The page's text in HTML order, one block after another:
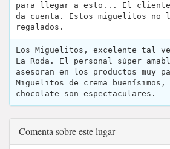
para llegar a esto... El
da cuenta. Estos miguelitos no
regalados.
Los Miguelitos, excelente tal
La Roda. El personal súper
asesoran en los productos muy
Miguelitos de crema
chocolate son espectaculares.
Comenta sobre este lugar